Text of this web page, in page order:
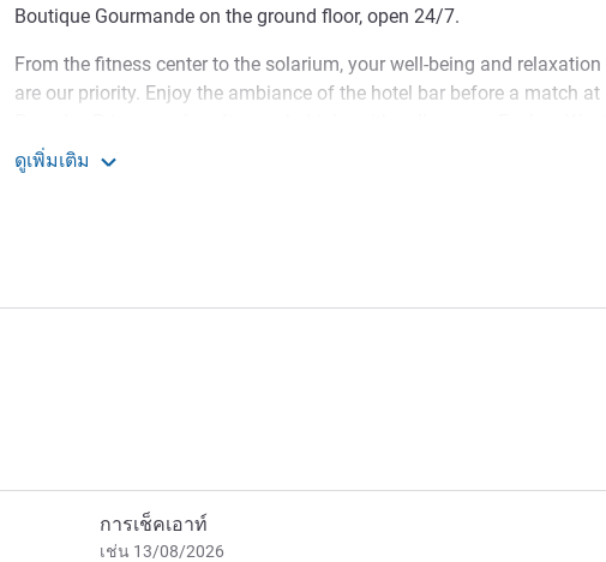
Boutique Gourmande on the ground floor, open 24/7.
From the fitness center to the solarium, your well-being and relaxation
are our priority. Enjoy the ambiance of the hotel bar before a match at
Paris and its events: Seine Musicale concerts, Longchamps racecourse,
the courts of Roland Garros... Transport in front of the hotel takes you
your vehicle in our private car park, subject to availability.
ดูเพิ่มเติม
การเช็คเอาท์
เช่น 13/08/2026